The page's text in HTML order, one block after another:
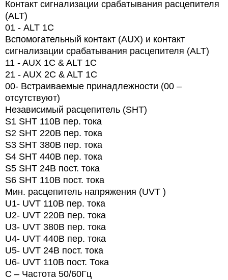
Контакт сигнализации срабатывания расцепителя
(ALT)
01 - ALT 1C
Вспомогательный контакт (AUX) и контакт
сигнализации срабатывания расцепителя (ALT)
11 - AUX 1C & ALT 1C
21 - AUX 2C & ALT 1C
00- Встраиваемые принадлежности (00 –
отсутствуют)
Независимый расцепитель (SHT)
S1 SHT 110В пер. тока
S2 SHT 220В пер. тока
S3 SHT 380В пер. тока
S4 SHT 440В пер. тока
S5 SHT 24В пост. тока
S6 SHT 110В пост. тока
Мин. расцепитель напряжения (UVT )
U1- UVT 110В пер. тока
U2- UVT 220В пер. тока
U3- UVT 380В пер. тока
U4- UVT 440В пер. тока
U5- UVT 24В пост. тока
U6- UVT 110В пост. Тока
С – Частота 50/60Гц